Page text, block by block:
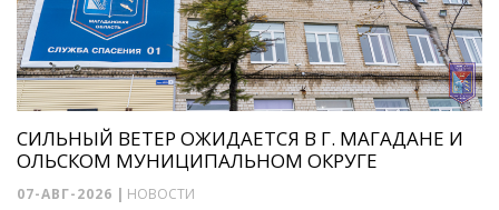
СИЛЬНЫЙ ВЕТЕР ОЖИДАЕТСЯ В Г. МАГАДАНЕ И
ОЛЬСКОМ МУНИЦИПАЛЬНОМ ОКРУГЕ
07-АВГ-2026 | НОВОСТИ